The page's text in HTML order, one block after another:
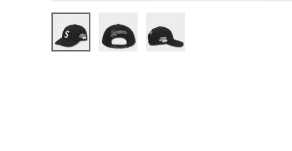
パンツ・ショーツ